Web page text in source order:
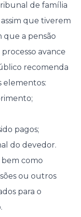
de família
que tiverem
que a pensão
avance
recomenda
elementos:
pagos;
do devedor.
bem como
ou outros
para o